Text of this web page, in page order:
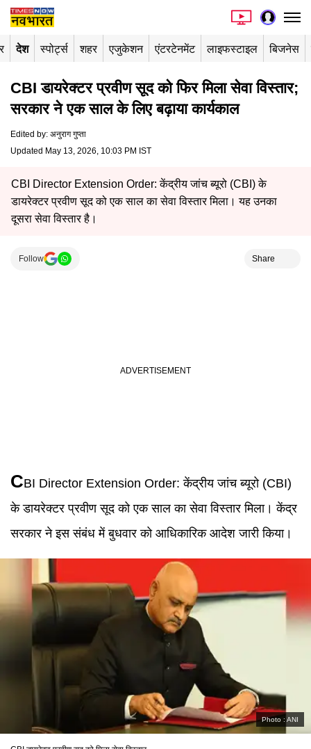
देश स्पोर्ट्स शहर एजुकेशन एंटरटेनमेंट लाइफस्टाइल बिजनेस
CBI डायरेक्टर प्रवीण सूद को फिर मिला सेवा विस्तार;
सरकार ने एक साल के लिए बढ़ाया कार्यकाल
Edited by: अनुराग गुप्ता
Updated May 13, 2026, 10:03 PM IST
CBI Director Extension Order: केंद्रीय जांच ब्यूरो (CBI) के
डायरेक्टर प्रवीण सूद को एक साल का सेवा विस्तार मिला। यह उनका
दूसरा सेवा विस्तार है।
Follow Share
CBI Director Extension Order:केंद्रीय जांच ब्यूरो (CBI)
के डायरेक्टर प्रवीण सूद को एक साल का सेवा विस्तार मिला। केंद्र
सरकार ने इस संबंध में बुधवार को आधिकारिक आदेश जारी किया।
Photo : ANI